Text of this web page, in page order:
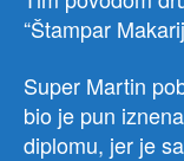
“Štampar
Super Martin
bio je pun
diplomu, jer je